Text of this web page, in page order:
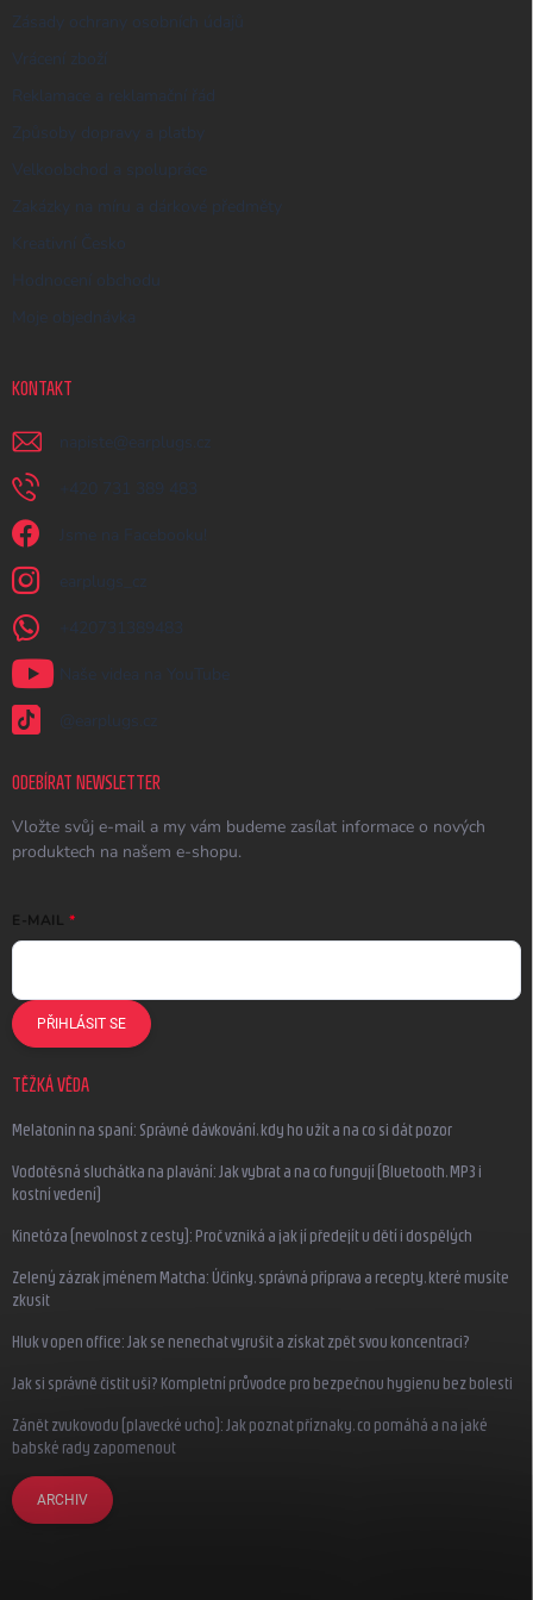
Zásady ochrany osobních údajů
Vrácení zboží
Reklamace a reklamační řád
Způsoby dopravy a platby
Velkoobchod a spolupráce
Zakázky na míru a dárkové předměty
Kreativní Česko
Hodnocení obchodu
Moje objednávka
KONTAKT
napiste @ earplugs.cz
+420 731 389 483
Jsme na Facebooku!
earplugs_cz
+420731389483
Naše videa na YouTube
@earplugs.cz
ODEBÍRAT NEWSLETTER
Vložte svůj e-mail a my vám budeme zasílat informace o nových
produktech na našem e-shopu.
E-MAIL
PŘIHLÁSIT SE
TĚŽKÁ VĚDA
Melatonin na spaní: Správné dávkování, kdy ho užít a na co si dát pozor
Vodotěsná sluchátka na plavání: Jak vybrat a na co fungují (Bluetooth, MP3 i
kostní vedení)
Kinetóza (nevolnost z cesty): Proč vzniká a jak jí předejít u dětí i dospělých
Zelený zázrak jménem Matcha: Účinky, správná příprava a recepty, které musíte
zkusit
Hluk v open office: Jak se nenechat vyrušit a získat zpět svou koncentraci?
Jak si správně čistit uši? Kompletní průvodce pro bezpečnou hygienu bez bolesti
Zánět zvukovodu (plavecké ucho): Jak poznat příznaky, co pomáhá a na jaké
babské rady zapomenout
ARCHIV